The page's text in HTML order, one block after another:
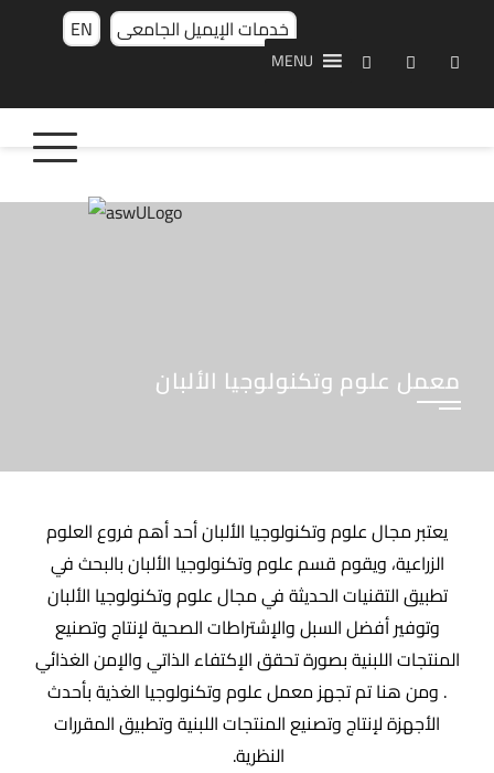
EN خدمات الإيميل الجامعى
MENU
معمل علوم وتكنولوجيا الألبان
يعتبر مجال علوم وتكنولوجيا الألبان أحد أهم فروع العلوم
الزراعية، ويقوم قسم علوم وتكنولوجيا الألبان بالبحث في
تطبيق التقنيات الحديثة في مجال علوم وتكنولوجيا الألبان
وتوفير أفضل السبل والإشتراطات الصحية لإنتاج وتصنيع
المنتجات اللبنية بصورة تحقق الإكتفاء الذاتي والإمن الغذائي
. ومن هنا تم تجهز معمل علوم وتكنولوجيا الغذية بأحدث
الأجهزة لإنتاج وتصنيع المنتجات اللبنية وتطبيق المقررات
النظرية.